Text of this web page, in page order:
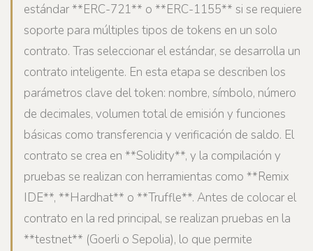
estándar **ERC-721** o **ERC-1155** si se requiere
soporte para múltiples tipos de tokens en un solo
contrato. Tras seleccionar el estándar, se desarrolla un
contrato inteligente. En esta etapa se describen los
parámetros clave del token: nombre, símbolo, número
de decimales, volumen total de emisión y funciones
básicas como transferencia y verificación de saldo. El
contrato se crea en **Solidity**, y la compilación y
pruebas se realizan con herramientas como **Remix
IDE**, **Hardhat** o **Truffle**. Antes de colocar el
contrato en la red principal, se realizan pruebas en la
**testnet** (Goerli o Sepolia), lo que permite